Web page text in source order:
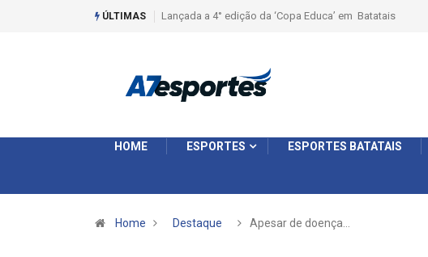
ÚLTIMAS Liga 2026: Equipes rompem com a LABE na Série Ouro
HOME ESPORTES ESPORTES BATATAIS
Home Destaque Apesar de doença…